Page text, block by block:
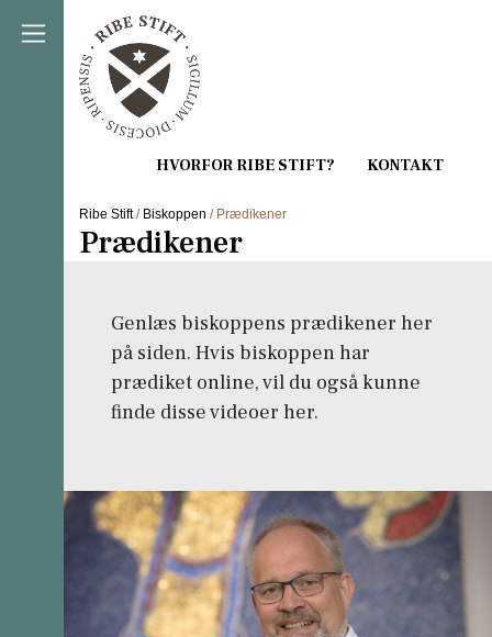
Direkte til indholdet
Ribe Stift/ Biskoppen / Prædikener
Prædikener
Genlæs biskoppens prædikener her
på siden. Hvis biskoppen har
prædiket online, vil du også kunne
finde disse videoer her.